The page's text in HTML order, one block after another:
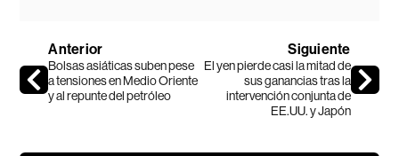
Anterior
Bolsas asiáticas suben pese
a tensiones en Medio Oriente
y al repunte del petróleo
Siguiente
El yen pierde casi la mitad de
sus ganancias tras la
intervención conjunta de
EE.UU. y Japón